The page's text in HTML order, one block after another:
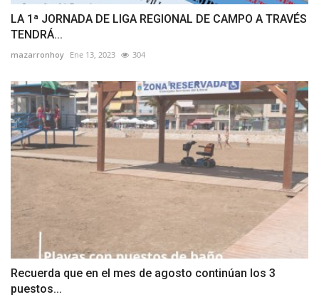
LA 1ª JORNADA DE LIGA REGIONAL DE CAMPO A TRAVÉS
TENDRÁ...
mazarronhoy Ene 13, 2023 304
Recuerda que en el mes de agosto continúan los 3
puestos...